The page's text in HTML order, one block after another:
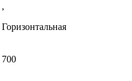
,
Горизонтальная
700